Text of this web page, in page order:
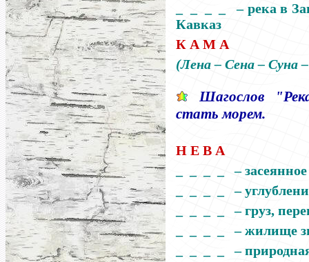
– рекав
Кавказ
К А М А
(Лена– Сена– Суна
Шагослов
стать морем.
Н Е В А
–з
_ _ _ _ –
_ _ _ _ –груз,
_ _ _ _ –жилище
_ _ _ _ – п